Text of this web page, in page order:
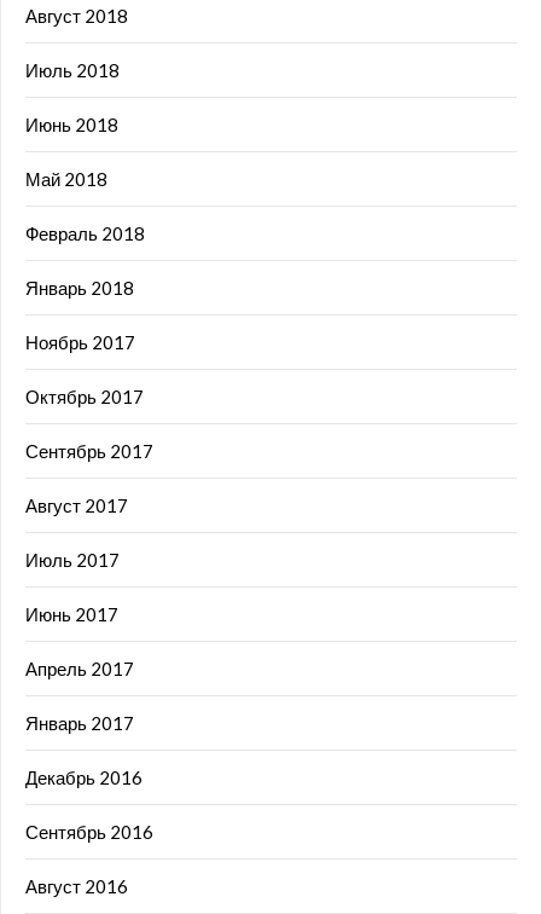
Август 2018
Июль 2018
Июнь 2018
Май 2018
Февраль 2018
Январь 2018
Ноябрь 2017
Октябрь 2017
Сентябрь 2017
Август 2017
Июль 2017
Июнь 2017
Апрель 2017
Январь 2017
Декабрь 2016
Сентябрь 2016
Август 2016